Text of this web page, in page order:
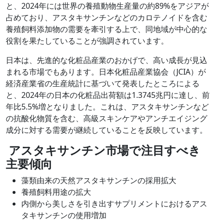
と、2024年には世界の養殖動物生産量の約89%をアジアが
占めており、アスタキサンチンなどのカロテノイドを含む
養殖飼料添加物の需要を牽引する上で、同地域が中心的な
役割を果たしていることが強調されています。
日本は、先進的な化粧品産業のおかげで、高い成長が見込
まれる市場でもあります。日本化粧品産業協会（JCIA）が
経済産業省の生産統計に基づいて発表したところによる
と、2024年の日本の化粧品出荷額は1.3745兆円に達し、前
年比5.5%増となりました。これは、アスタキサンチンなど
の抗酸化物質を含む、高級スキンケアやアンチエイジング
成分に対する需要が継続していることを反映しています。
アスタキサンチン市場で注目すべき
主要傾向
藻類由来の天然アスタキサンチンの採用拡大
養殖飼料用途の拡大
内側から美しさを引き出すサプリメントにおけるアス
タキサンチンの使用増加